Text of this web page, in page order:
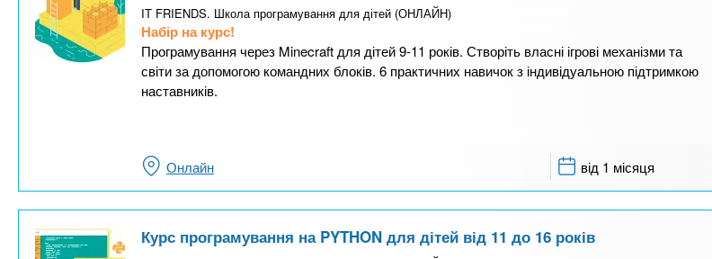
IT FRIENDS. Школа програмування для дітей (ОНЛАЙН)
Набір на курс!
Програмування через Minecraft для дітей 9-11 років. Створіть власні ігрові механізми та
світи за допомогою командних блоків. 6 практичних навичок з індивідуальною підтримкою
наставників.
Онлайн від 1 місяця
Курс програмування на PYTHON для дітей від 11 до 16 років